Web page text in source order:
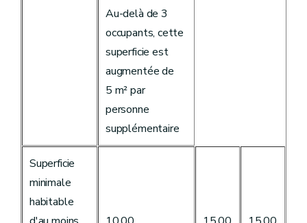
Au-delà de 3
occupants, cette
superficie est
augmentée de
5 m² par
personne
supplémentaire
Superficie
minimale
habitable